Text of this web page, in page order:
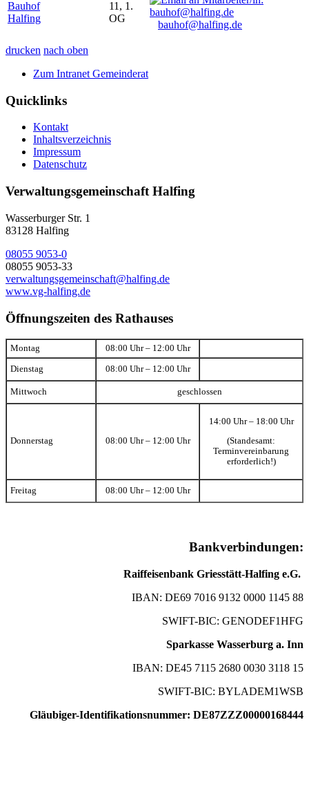
Bauhof
Halfing
11, 1.
OG
bauhof@halfing.de
drucken nach oben
Zum Intranet Gemeinderat
Quicklinks
Kontakt
Inhaltsverzeichnis
Impressum
Datenschutz
Verwaltungsgemeinschaft Halfing
Wasserburger Str. 1
83128 Halfing
08055 9053-0
08055 9053-33
verwaltungsgemeinschaft@halfing.de
www.vg-halfing.de
Öffnungszeiten des Rathauses
Montag 08:00 Uhr – 12:00 Uhr
Dienstag 08:00 Uhr – 12:00 Uhr
Mittwoch geschlossen
Donnerstag 08:00 Uhr – 12:00 Uhr
14:00 Uhr – 18:00 Uhr
(Standesamt:
Terminvereinbarung
erforderlich!)
Freitag 08:00 Uhr – 12:00 Uhr
Bankverbindungen:
Raiffeisenbank Griesstätt-Halfing e.G.
IBAN: DE69 7016 9132 0000 1145 88
SWIFT-BIC: GENODEF1HFG
Sparkasse Wasserburg a. Inn
IBAN: DE45 7115 2680 0030 3118 15
SWIFT-BIC: BYLADEM1WSB
Gläubiger-Identifikationsnummer: DE87ZZZ00000168444